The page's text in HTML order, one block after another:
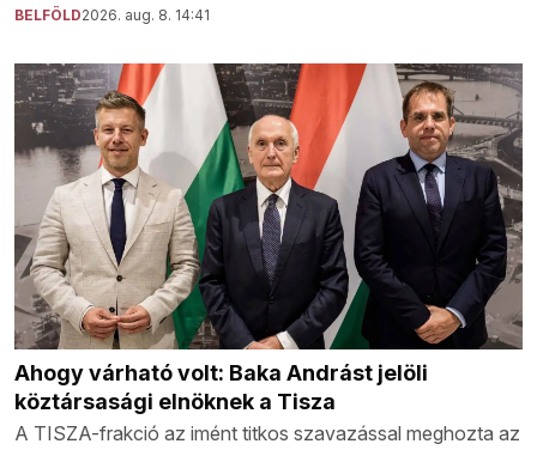
BELFÖLD2026. aug. 8. 14:41
Ahogy várható volt: Baka Andrást jelöli
köztársasági elnöknek a Tisza
A TISZA-frakció az imént titkos szavazással meghozta az